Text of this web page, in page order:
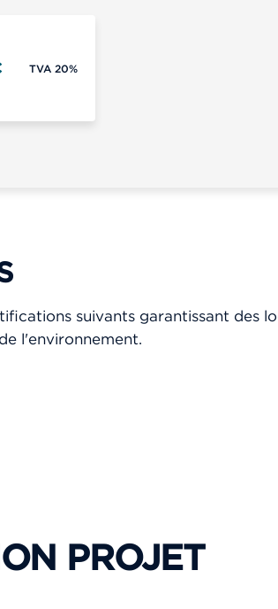
TVA 20%
suivants garantissant des
l'environnement.
PROJET